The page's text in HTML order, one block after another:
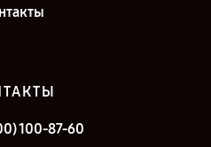
100-87-60